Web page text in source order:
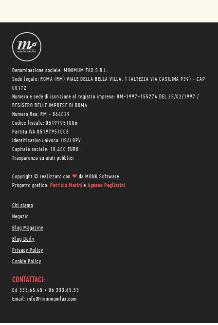
Denominazione sociale: MINIMUM FAX S.R.L.
Sede legale: ROMA (RM) VIALE DELLA BELLA VILLA, 1 (ALTEZZA VIA CASILINA 939) - CAP
00172
Numero e sede di iscrizione al registro imprese: RM-1997-155274 DEL 25/02/1997 /
REGISTRO DELLE IMPRESE DI ROMA
Numero Rea: RM - 864029
Codice fiscale: 05197951006
Partita IVA 05197951006
Identificativo univoco: USAL8PV
Capitale sociale: 10.400 EURO
Trasparenza su aiuti pubblici
Copyright © realizzato con ❤ da MONK Software
Progetto grafico: Patrizio Marini e Agnese Pagliarini
Chi siamo
Negozio
Blog Magazine
Blog Daily
Privacy Policy
Cookie Policy
CONTATTACI:
06 333.65.45 • 06 333.65.53
Email: info@minimumfax.com